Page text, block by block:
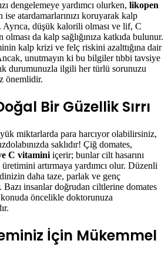
dengelemeye yardımcı olurken, likopen
atardamarlarınızı koruyarak kalp
Ayrıca, düşük kalorili olması ve lif, C
olması da kalp sağlığınıza katkıda bulunur.
kalp krizi ve felç riskini azalttığına dair
unutmayın ki bu bilgiler tıbbi tavsiye
durumunuzla ilgili her türlü sorunuzu
önemlidir.
Bir Güzellik Sırrı
miktarlarda para harcıyor olabilirsiniz,
saklıdır! Çiğ domates,
C vitamini içerir; bunlar cilt hasarını
artırmaya yardımcı olur. Düzenli
daha taze, parlak ve genç
insanlar doğrudan ciltlerine domates
öncelikle doktorunuza
İçin Mükemmel